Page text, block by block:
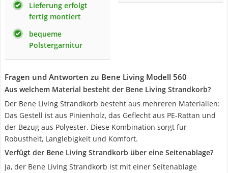
Lieferung erfolgt
fertig montiert
bequeme
Polstergarnitur
Fragen und Antworten zu Bene Living Modell 560
Aus welchem Material besteht der Bene Living Strandkorb?
Der Bene Living Strandkorb besteht aus mehreren Materialien:
Das Gestell ist aus Pinienholz, das Geflecht aus PE-Rattan und
der Bezug aus Polyester. Diese Kombination sorgt für
Robustheit, Langlebigkeit und Komfort.
Verfügt der Bene Living Strandkorb über eine Seitenablage?
Ja, der Bene Living Strandkorb ist mit einer Seitenablage